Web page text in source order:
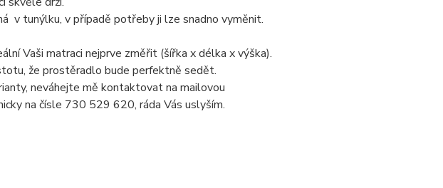
v tunýlku, v případě potřeby ji lze snadno vyměnit.
Vaši matraci nejprve změřit (šířka x délka x výška).
že prostěradlo bude perfektně sedět.
neváhejte mě kontaktovat na mailovou
na čísle 730 529 620, ráda Vás uslyším.